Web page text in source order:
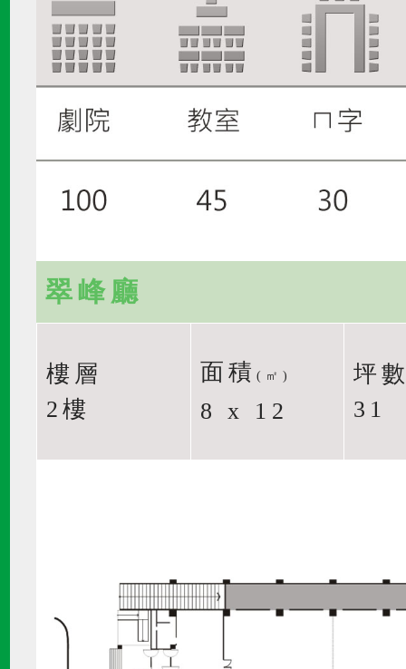
翠峰廳
樓層
2樓
面積 (㎡)
8 x 12
坪
31